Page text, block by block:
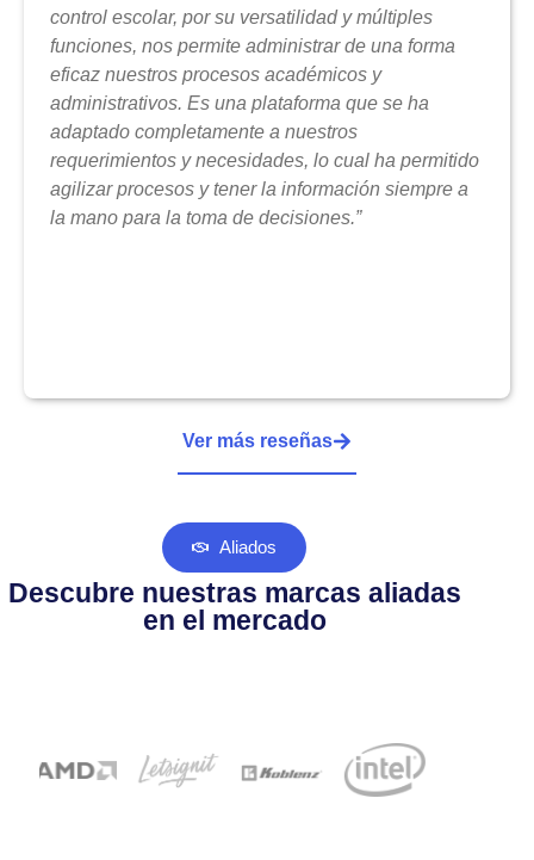
control escolar, por su versatilidad y múltiples
funciones, nos permite administrar de una forma
eficaz nuestros procesos académicos y
administrativos. Es una plataforma que se ha
adaptado completamente a nuestros
requerimientos y necesidades, lo cual ha permitido
agilizar procesos y tener la información siempre a
la mano para la toma de decisiones.”
Ver más reseñas
Aliados
Descubre nuestras marcas aliadas
en el mercado